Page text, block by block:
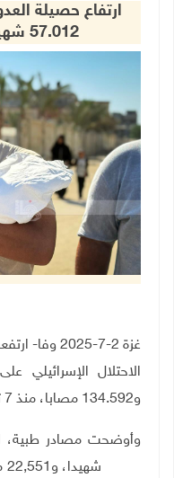
ارتفاع حصيلة
57.012 شهيدا و134.592 مصابا
غزة 2-7-
و134.592 مصابا، منذ 7 تشرين الأول/ أكتوبر 2023
وأوضحت مصادر طبية،